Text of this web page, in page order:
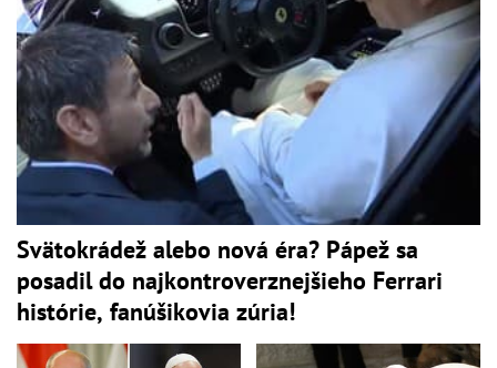
Svätokrádež alebo nová éra? Pápež sa
posadil do najkontroverznejšieho Ferrari
histórie, fanúšikovia zúria!